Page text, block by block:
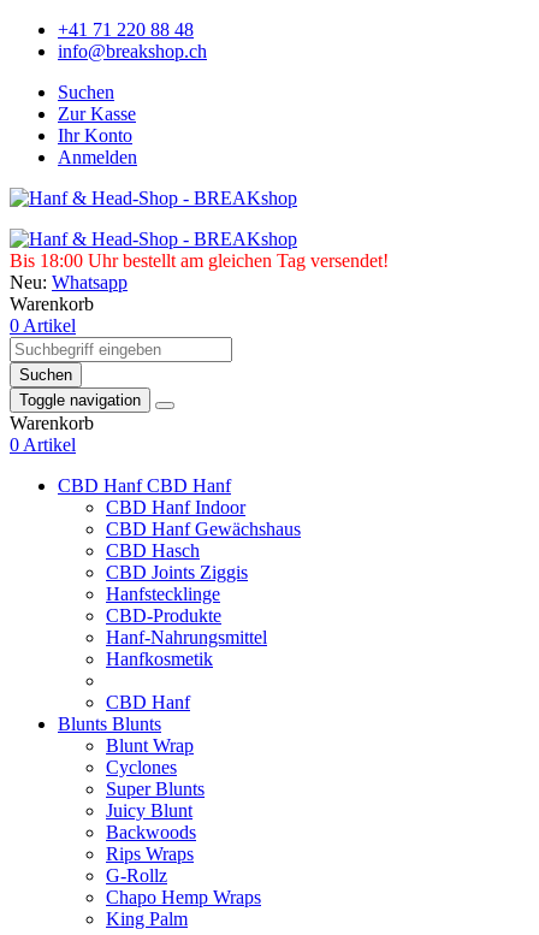
+41 71 220 88 48
info@breakshop.ch
Suchen
Zur Kasse
Ihr Konto
Anmelden
Bis 18:00 Uhr bestellt am gleichen Tag versendet!
Neu: Whatsapp
Warenkorb
0 Artikel
Suchen
Toggle navigation
Warenkorb
0 Artikel
CBD HanfCBD Hanf
CBD Hanf Indoor
CBD Hanf Gewächshaus
CBD Hasch
CBD Joints Ziggis
Hanfstecklinge
CBD-Produkte
Hanf-Nahrungsmittel
Hanfkosmetik
CBD Hanf
Blunts Blunts
Blunt Wrap
Cyclones
Super Blunts
Juicy Blunt
Backwoods
Rips Wraps
G-Rollz
Chapo Hemp Wraps
King Palm